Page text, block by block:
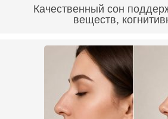
Качественный сон
веществ,